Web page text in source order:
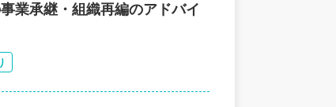
業承継・組織再編のアドバイ